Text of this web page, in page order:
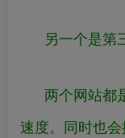
另一个是第
两个网站都
速度。同时也会